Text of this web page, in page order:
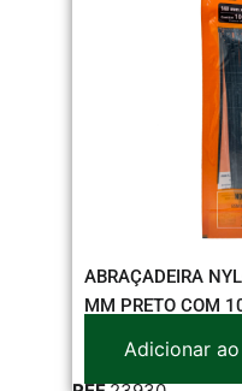
ABRAÇADEIRA
MM PRETO COM
Adicionar